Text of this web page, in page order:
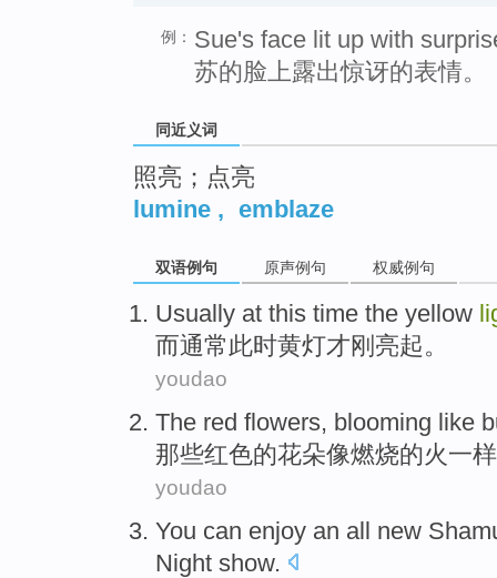
例： Sue's face lit up with
苏的脸上露出惊讶的表情。
同近义词
照亮；点亮
lumine , emblaze
双语例句 原声例句 权威例句
Usually at this time the yellow
而通常此时黄灯才刚 亮起。
youdao
The red flowers, blooming like
那些红色的花朵像燃烧的火一样
youdao
You can enjoy an all new
Night show.